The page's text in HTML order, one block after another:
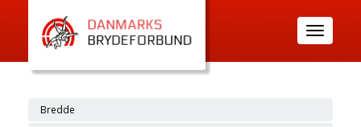
Toggle
navigation
Bredde